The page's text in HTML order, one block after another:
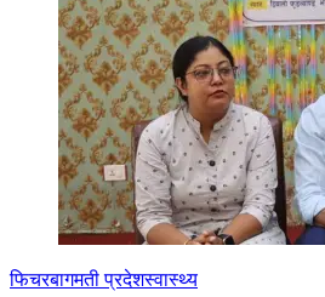
फिचरबागमती प्रदेशस्वास्थ्य